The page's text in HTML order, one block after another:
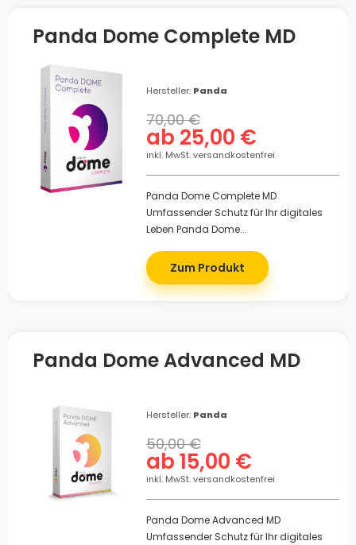
Panda Dome Complete MD
Hersteller: Panda
ab 25,00 €
70,00 €
inkl. MwSt. versandkostenfrei
Panda Dome Complete MD
Umfassender Schutz für Ihr digitales
Leben Panda Dome...
Zum Produkt
Panda Dome Advanced MD
Hersteller: Panda
ab 15,00 €
50,00 €
inkl. MwSt. versandkostenfrei
Panda Dome Advanced MD
Umfassender Schutz für Ihr digitales